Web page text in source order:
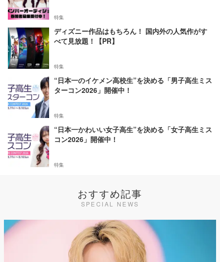
特集
ディズニー作品はもちろん！ 国内外の人気作がす
べて見放題！【PR】
特集
“日本一のイケメン高校生”を決める「男子高生ミス
ターコン2026」開催中！
特集
“日本一かわいい女子高生”を決める「女子高生ミス
コン2026」開催中！
特集
おすすめ記事
SPECIAL NEWS